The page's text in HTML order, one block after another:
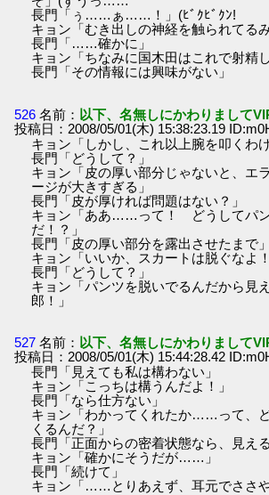
長門「ぅ……ぁ……！」(ﾋﾞｸﾋﾞｸﾝ!
キョン「むき出しの神経を触られてる
長門「……確かに」
キョン「ちなみに国木田はこれで射精
長門「その情報には興味がない」
526 名前： 以下、名無しにかわりまして
投稿日：2008/05/01(木) 15:38:23.19
キョン「しかし、これ以上腕を叩くわ
長門「どうして？」
キョン「皮の厚い部分じゃないと、エ
ージが大きすぎる」
長門「皮が厚ければ問題はない？」
キョン「ああ……って！ どうしてパ
だ！？」
長門「皮の厚い部分を露出させたまで」
キョン「いいか、スカートは脱ぐなよ！
長門「どうして？」
キョン「パンツを脱いでるんだから見
郎！」
527 名前： 以下、名無しにかわりまして
投稿日：2008/05/01(木) 15:44:28.42
長門「見えても私は構わない」
キョン「こっちは構うんだよ！」
長門「なら仕方ない」
キョン「わかってくれたか……って、
くるんだ？」
長門「正面からの密着状態なら、見え
キョン「確かにそうだが……」
長門「続けて」
キョン「……とりあえず、耳元でささや